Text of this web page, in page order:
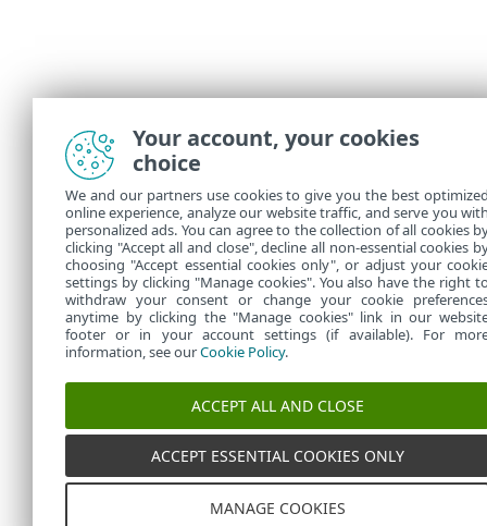
Your account, your cookies
choice
We and our partners use cookies to give you the best
online experience, analyze our website traffic, and serve you
personalized ads. You can agree to the collection of all cookies
clicking "Accept all and close", decline all non-essential cookies
choosing "Accept essential cookies only", or adjust your
settings by clicking "Manage cookies". You also have the right
withdraw your consent or change your cookie
anytime by clicking the "Manage cookies" link in our
footer or in your account settings (if available). For
information, see ourCookie Policy.
ACCEPT ALL AND CLOSE
ACCEPT ESSENTIAL COOKIES ONLY
MANAGE COOKIES